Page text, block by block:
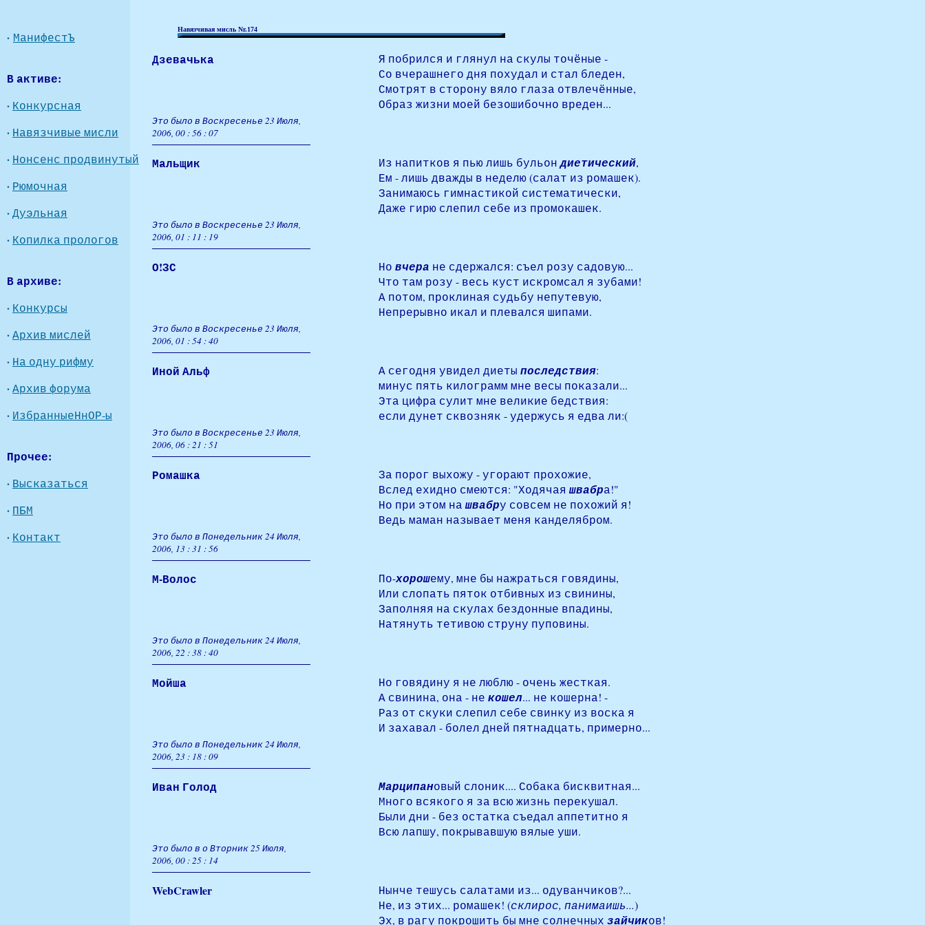
· МанифестЪ
В активе:
· Конкурсная
· Навязчивые мисли
· Нонсенс продвинутый
· Рюмочная
·Дуэльная
· Копилка прологов
В архиве:
· Конкурсы
·Архив мислей
· На одну рифму
·Архив форума
· ИзбранныеНнОР-ы
Прочее:
· Высказаться
· ПБМ
· Контакт
Навязчивая мисль Nr.174
Дзевачька
Я побрился и глянул на скулы точёные -
Со вчерашнего дня похудал и стал бледен,
Смотрят в сторону вяло глаза отвлечённые,
Образ жизни моей безошибочно вреден...
Это было в Воскресенье 23 Июля,
2006, 00 : 56 : 07
Мальщик Из напитков я пью лишь бульондиетический,
Ем - лишь дважды в неделю (салат из ромашек).
Занимаюсь гимнастикой систематически,
Даже гирю слепил себе из промокашек.
Это было в Воскресенье 23 Июля,
2006, 01 : 11 : 19
О!ЗС Но вчера не сдержался: съел розу садовую...
Что там розу - весь куст искромсал я зубами!
А потом, проклиная судьбу непутевую,
Непрерывно икал и плевался шипами.
Это было в Воскресенье 23 Июля,
2006, 01 : 54 : 40
Иной Альф А сегодня увидел диеты последствия:
минус пять килограмм мне весы показали...
Эта цифра сулит мне великие бедствия:
если дунет сквозняк - удержусь я едва ли:(
Это было в Воскресенье 23 Июля,
2006, 06 : 21 : 51
Ромашка
За порог выхожу - угорают прохожие,
Вслед ехидно смеются: "Ходячая швабра!"
Но при этом на швабру совсем не похожий я!
Ведь маман называет меня канделябром.
Это было в Понедельник 24 Июля,
2006, 13 : 31 : 56
М-Волос По-хорошему, мне бы нажраться говядины,
Или слопать пяток отбивных из свинины,
Заполняя на скулах бездонные впадины,
Натянуть тетивою струну пуповины.
Это было в Понедельник 24 Июля,
2006, 22 : 38 : 40
Мойша
Но говядину я не люблю - очень жесткая.
А свинина, она - не кошел... не кошерна! -
Раз от скуки слепил себе свинку из воска я
И захавал - болел дней пятнадцать, примерно...
Это было в Понедельник 24 Июля,
2006, 23 : 18 : 09
Иван Голод Марципановый слоник.... Собака бисквитная...
Много всякого я за всю жизнь перекушал.
Были дни - без остатка съедал аппетитно я
Всю лапшу, покрывавшую вялые уши.
Это было в о Вторник 25 Июля,
2006, 00 : 25 : 14
WebCrawler
Нынче тешусь салатами из... одуванчиков?...
Не, из этих... ромашек! (склирос, панимаишь...)
Эх, в рагу покрошить бы мне солнечных зайчиков!